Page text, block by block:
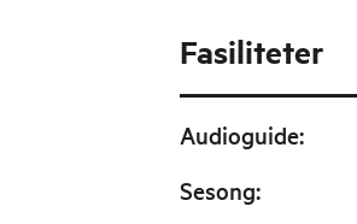
Fasiliteter
Audioguide:
Sesong: